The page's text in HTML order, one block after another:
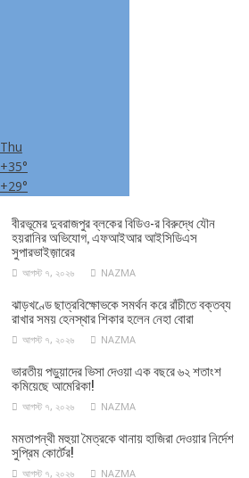
Thu
+35°
+29°
বীরভূমের দুবরাজপুর ব্লকের বিডিও-র বিরুদ্ধে যৌন
হয়রানির অভিযোগ, এফআইআর আইসিডিএস
সুপারভাইজ়ারের
আগস্ট ৭, ২০২৬ NAZMA
ঝাড়খণ্ডে ছাত্রবিক্ষোভকে সমর্থন করে রাঁচীতে বক্তব্য
রাখার সময় হেনস্থার শিকার হলেন নেহা বোরা
আগস্ট ৭, ২০২৬ NAZMA
ভারতীয় পড়ুয়াদের ভিসা দেওয়া এক বছরে ৬২ শতাংশ
কমিয়েছে আমেরিকা!
আগস্ট ৭, ২০২৬ NAZMA
মমতাপন্থী মহুয়া মৈত্রকে থানায় হাজিরা দেওয়ার নির্দেশ
সুপ্রিম কোর্টের!
আগস্ট ৭, ২০২৬ NAZMA